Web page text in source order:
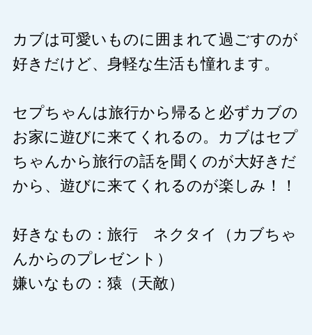
カブは可愛いものに囲まれて過ごすのが
好きだけど、身軽な生活も憧れます。
セプちゃんは旅行から帰ると必ずカブの
お家に遊びに来てくれるの。カブはセプ
ちゃんから旅行の話を聞くのが大好きだ
から、遊びに来てくれるのが楽しみ！！
好きなもの：旅行 ネクタイ（カブちゃ
んからのプレゼント）
嫌いなもの：猿（天敵）